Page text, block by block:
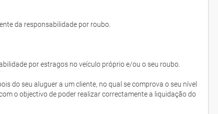
da responsabilidade por roubo.
por estragos no veículo próprio e/ou o seu roubo.
do seu aluguer a um cliente, no qual se comprova o seu nível
o objectivo de poder realizar correctamente a liquidação do